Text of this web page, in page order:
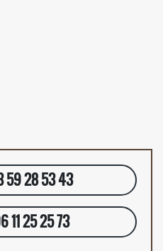
59 28 53 43
11 25 25 73